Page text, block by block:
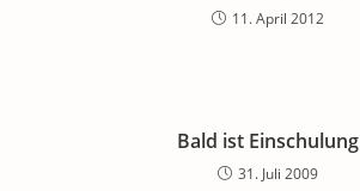
11. April 2012
Bald ist Einschulung
31. Juli 2009